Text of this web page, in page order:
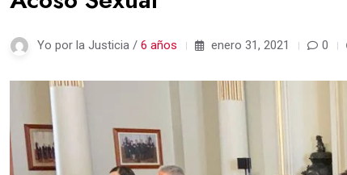
Yo por la Justicia / 6 años enero 31, 2021 0